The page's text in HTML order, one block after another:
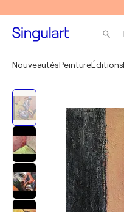
NouveautésPeintureÉditions